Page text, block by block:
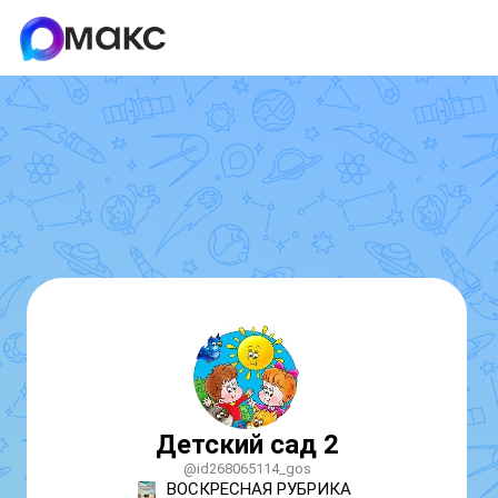
Детский сад 2
@id268065114_gos
ВОСКРЕСНАЯ РУБРИКА